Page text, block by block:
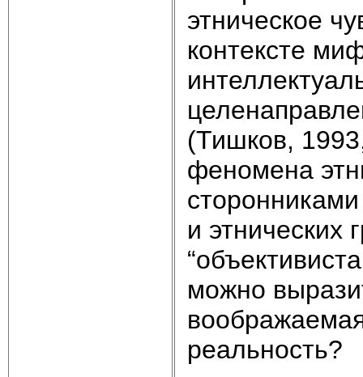
этническое
контексте
(Тишков,
феномена
и этнических
можно
реальность?